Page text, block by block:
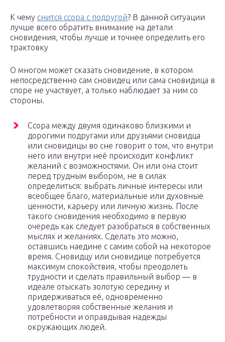
К чему снится ссора с подругой? В данной ситуации
лучше всего обратить внимание на детали
сновидения, чтобы лучше и точнее определить его
трактовку
О многом может сказать сновидение, в котором
непосредственно сам сновидец или сама сновидица в
споре не участвует, а только наблюдает за ним со
стороны.
Ссора между двумя одинаково близкими и
дорогими подругами или друзьями сновидца
или сновидицы во сне говорит о том, что внутри
него или внутри неё происходит конфликт
желаний с возможностями. Он или она стоит
перед трудным выбором, не в силах
определиться: выбрать личные интересы или
всеобщее благо, материальные или духовные
ценности, карьеру или личную жизнь. После
такого сновидения необходимо в первую
очередь как следует разобраться в собственных
мыслях и желаниях. Сделать это можно,
оставшись наедине с самим собой на некоторое
время. Сновидцу или сновидице потребуется
максимум спокойствия, чтобы преодолеть
трудности и сделать правильный выбор — в
идеале отыскать золотую середину и
придерживаться её, одновременно
удовлетворяя собственные желания и
потребности и оправдывая надежды
окружающих людей.